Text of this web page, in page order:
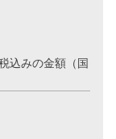
込みの金額（国